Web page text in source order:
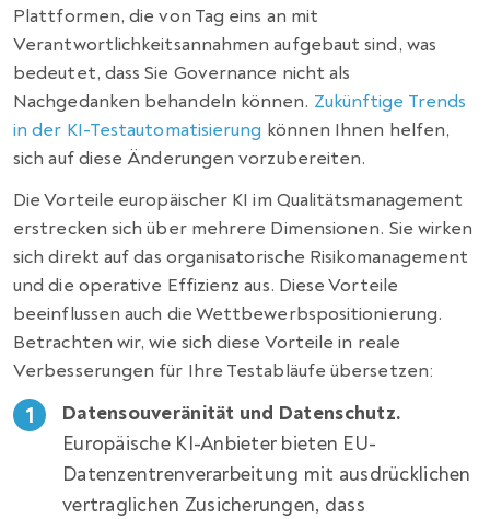
Plattformen, die von Tag eins an mit
Verantwortlichkeitsannahmen aufgebaut sind, was
bedeutet, dass Sie Governance nicht als
Nachgedanken behandeln können. Zukünftige Trends
in der KI-Testautomatisierung können Ihnen helfen,
sich auf diese Änderungen vorzubereiten.
Die Vorteile europäischer KI im Qualitätsmanagement
erstrecken sich über mehrere Dimensionen. Sie wirken
sich direkt auf das organisatorische Risikomanagement
und die operative Effizienz aus. Diese Vorteile
beeinflussen auch die Wettbewerbspositionierung.
Betrachten wir, wie sich diese Vorteile in reale
Verbesserungen für Ihre Testabläufe übersetzen:
Datensouveränität und Datenschutz.
Europäische KI-Anbieter bieten EU-
Datenzentrenverarbeitung mit ausdrücklichen
vertraglichen Zusicherungen, dass